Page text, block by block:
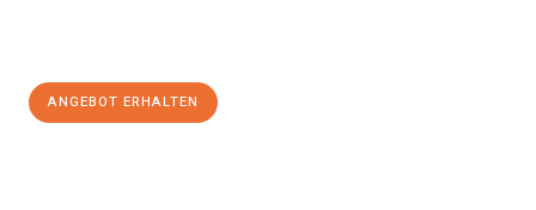
ANGEBOT ERHALTEN